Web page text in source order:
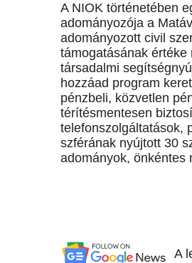
A NIOK történetében
adományozója a
adományozott civil
támogatásának
társadalmi
hozzáad program
pénzbeli, közvetlen
térítésmentesen
telefonszolgáltatások,
szférának nyújtott 30
adományok, önkéntes
A